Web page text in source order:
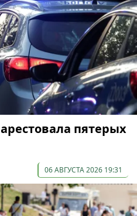
пятерых
06 АВГУСТА 2026 19:31